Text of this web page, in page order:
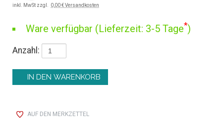
inkl. MwSt zzgl. 0,00 € Versandkosten
Ware verfügbar (Lieferzeit: 3-5 Tage*)
Anzahl:
AUF DEN MERKZETTEL